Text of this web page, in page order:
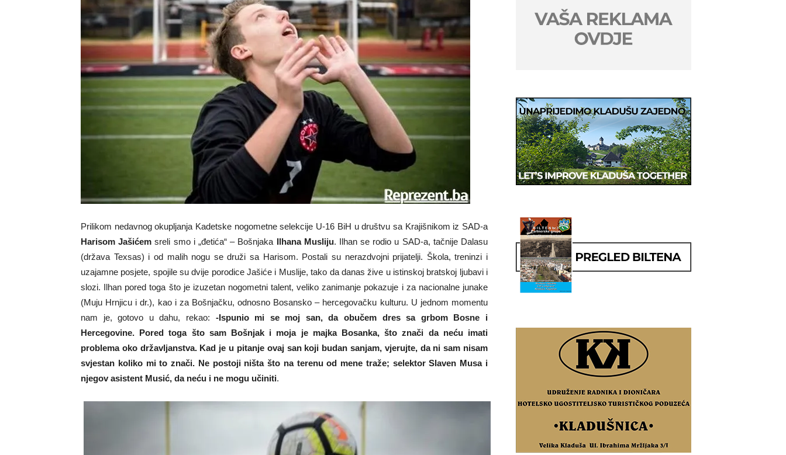
Prilikom nedavnog okupljanja Kadetske nogometne selekcije U-16 BiH u društvu sa Krajišnikom iz SAD-a
Harisom Jašićem sreli smo i „đetića“ – Bošnjaka Ilhana Musliju. Ilhan se rodio u SAD-a, tačnije Dalasu
(država Texsas) i od malih nogu se druži sa Harisom. Postali su nerazdvojni prijatelji. Škola, treninzi i
uzajamne posjete, spojile su dvije porodice Jašiće i Muslije, tako da danas žive u istinskoj bratskoj ljubavi i
slozi. Ilhan pored toga što je izuzetan nogometni talent, veliko zanimanje pokazuje i za nacionalne junake
(Muju Hrnjicu i dr.), kao i za Bošnjačku, odnosno Bosansko – hercegovačku kulturu. U jednom momentu
nam je, gotovo u dahu, rekao: -Ispunio mi se moj san, da obučem dres sa grbom Bosne i
Hercegovine. Pored toga što sam Bošnjak i moja je majka Bosanka, što znači da neću imati
problema oko državljanstva. Kad je u pitanje ovaj san koji budan sanjam, vjerujte, da ni sam nisam
svjestan koliko mi to znači. Ne postoji ništa što na terenu od mene traže; selektor Slaven Musa i
njegov asistent Musić, da neću i ne mogu učiniti.